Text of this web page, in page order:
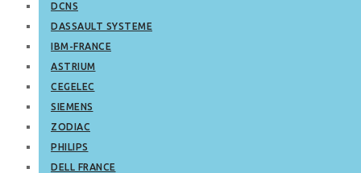
DCNS
DASSAULT SYSTEME
IBM-FRANCE
ASTRIUM
CEGELEC
SIEMENS
ZODIAC
PHILIPS
DELL FRANCE